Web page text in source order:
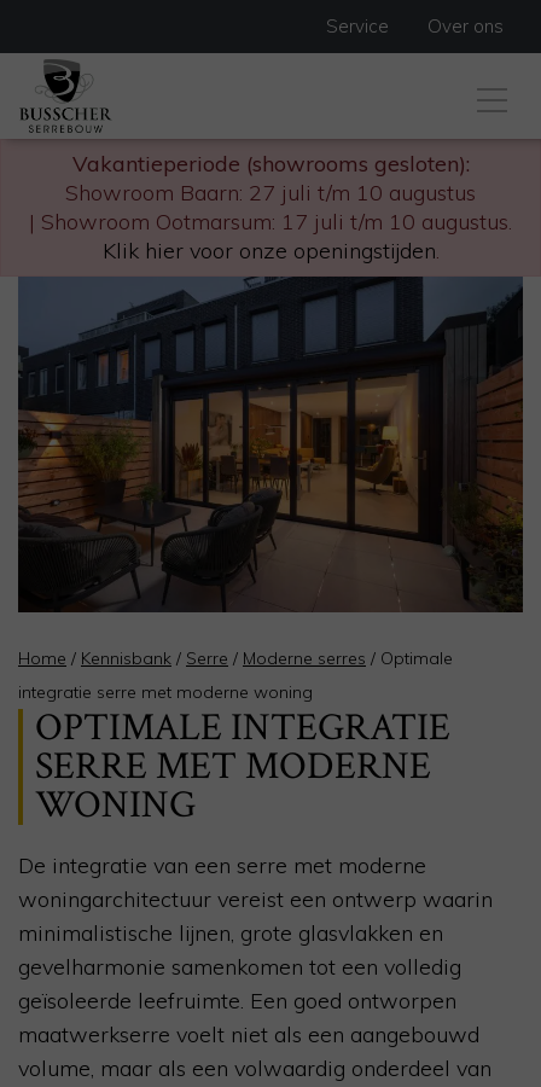
Vakantieperiode (showrooms gesloten):
Showroom Baarn: 27 juli t/m 10 augustus
| Showroom Ootmarsum: 17 juli t/m 10 augustus.
Klik hier voor onze openingstijden.
Service Over ons
Home / Kennisbank / Serre / Moderne serres / Optimale
integratie serre met moderne woning
OPTIMALE INTEGRATIE
SERRE MET MODERNE
WONING
De integratie van een serre met moderne
woningarchitectuur vereist een ontwerp waarin
minimalistische lijnen, grote glasvlakken en
gevelharmonie samenkomen tot een volledig
geïsoleerde leefruimte. Een goed ontworpen
maatwerkserre voelt niet als een aangebouwd
volume, maar als een volwaardig onderdeel van